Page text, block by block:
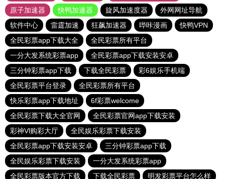
原子加速器
快鸭加速器 旋风加速度器
外网网址导航
软件中心
雷霆加速 狂飙加速器 哔咔漫画
快鸭VPN
全民彩票app下载大全
全民彩票所有平台
一分大发系统彩票app
全民彩票app下载安装安卓
三分钟彩票app下载
下载全民彩票
彩6娱乐手机端
全民彩票平台登录
全民彩票所有平台
快乐彩票app下载地址
6f彩票welcome
全民彩票下载大全官网
全民彩票官网app下载安装
彩神Vl购彩大厅
全民娱乐彩票下载安装
全民彩票app下载安装安卓
三分钟彩票app下载
全民娱乐彩票下载安装
一分大发系统彩票app
全民彩票版本官方下载
下载全民彩票 明发彩票平台怎么样